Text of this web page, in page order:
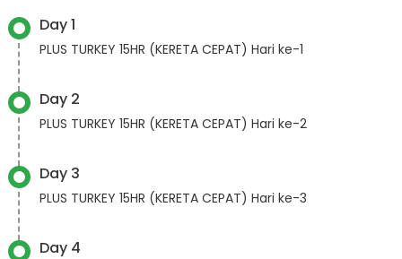
Day 1
PLUS TURKEY 15HR (KERETA CEPAT) Hari ke-1
Day 2
PLUS TURKEY 15HR (KERETA CEPAT) Hari ke-2
Day 3
PLUS TURKEY 15HR (KERETA CEPAT) Hari ke-3
Day 4